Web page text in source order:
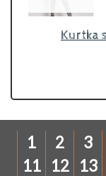
Kurtka
1 2 3
11
12 13